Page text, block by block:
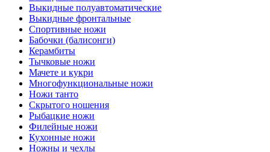
Выкидные полуавтоматические
Выкидные фронтальные
Спортивные ножи
Бабочки (балисонги)
Керамбиты
Тычковые ножи
Мачете и кукри
Многофункциональные ножи
Ножи танто
Скрытого ношения
Рыбацкие ножи
Филейные ножи
Кухонные ножи
Ножны и чехлы